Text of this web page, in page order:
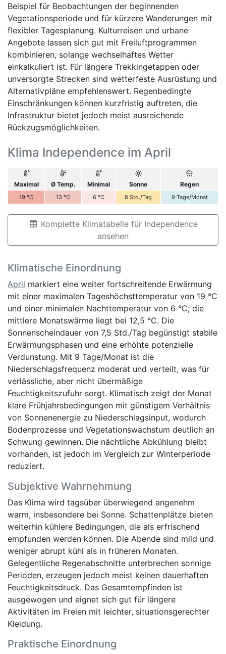
Beispiel für Beobachtungen der beginnenden
Vegetationsperiode und für kürzere Wanderungen mit
flexibler Tagesplanung. Kulturreisen und urbane
Angebote lassen sich gut mit Freiluftprogrammen
kombinieren, solange wechselhaftes Wetter
einkalkuliert ist. Für längere Trekkingetappen oder
unversorgte Strecken sind wetterfeste Ausrüstung und
Alternativpläne empfehlenswert. Regenbedingte
Einschränkungen können kurzfristig auftreten, die
Infrastruktur bietet jedoch meist ausreichende
Rückzugsmöglichkeiten.
Klima Independence im April
Maximal Ø Temp. Minimal Sonne Regen
19 °C 13 °C 6 °C 8 Std./Tag 9 Tage/Monat
Komplette Klimatabelle für Independence
ansehen
Klimatische Einordnung
April markiert eine weiter fortschreitende Erwärmung
mit einer maximalen Tageshöchsttemperatur von 19 °C
und einer minimalen Nachttemperatur von 6 °C; die
mittlere Monatswärme liegt bei 12,5 °C. Die
Sonnenscheindauer von 7,5 Std./Tag begünstigt stabile
Erwärmungsphasen und eine erhöhte potenzielle
Verdunstung. Mit 9 Tage/Monat ist die
Niederschlagsfrequenz moderat und verteilt, was für
verlässliche, aber nicht übermäßige
Feuchtigkeitszufuhr sorgt. Klimatisch zeigt der Monat
klare Frühjahrsbedingungen mit günstigem Verhältnis
von Sonnenenergie zu Niederschlagsinput, wodurch
Bodenprozesse und Vegetationswachstum deutlich an
Schwung gewinnen. Die nächtliche Abkühlung bleibt
vorhanden, ist jedoch im Vergleich zur Winterperiode
reduziert.
Subjektive Wahrnehmung
Das Klima wird tagsüber überwiegend angenehm
warm, insbesondere bei Sonne. Schattenplätze bieten
weiterhin kühlere Bedingungen, die als erfrischend
empfunden werden können. Die Abende sind mild und
weniger abrupt kühl als in früheren Monaten.
Gelegentliche Regenabschnitte unterbrechen sonnige
Perioden, erzeugen jedoch meist keinen dauerhaften
Feuchtigkeitsdruck. Das Gesamtempfinden ist
ausgewogen und eignet sich gut für längere
Aktivitäten im Freien mit leichter, situationsgerechter
Kleidung.
Praktische Einordnung